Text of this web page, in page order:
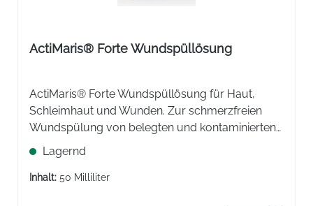
ActiMaris® Forte Wundspüllösung
ActiMaris® Forte Wundspüllösung für Haut,
Schleimhaut und Wunden. Zur schmerzfreien
Wundspülung von belegten und kontaminierten
Wunden. Für die Reinigung und Befeuchtung
empfindlicher und irritierter Haut und
Schleimhaut.
Lagernd
Inhalt: 50 Milliliter